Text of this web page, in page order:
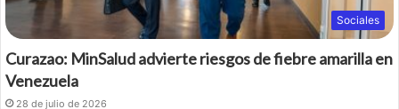
Sociales
Curazao: MinSalud advierte riesgos de fiebre amarilla en
Venezuela
28 de julio de 2026